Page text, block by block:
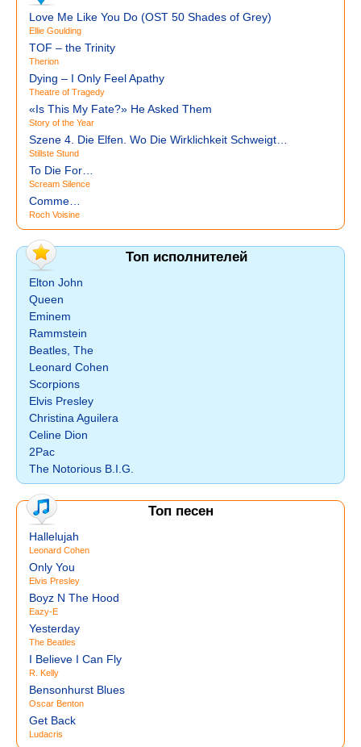
Love Me Like You Do (OST 50 Shades of Grey)
Ellie Goulding
TOF – the Trinity
Therion
Dying – I Only Feel Apathy
Theatre of Tragedy
«Is This My Fate?» He Asked Them
Story of the Year
Szene 4. Die Elfen. Wo Die Wirklichkeit Schweigt…
Stillste Stund
To Die For…
Scream Silence
Comme…
Roch Voisine
Топ исполнителей
Elton John
Queen
Eminem
Rammstein
Beatles, The
Leonard Cohen
Scorpions
Elvis Presley
Christina Aguilera
Celine Dion
2Pac
The Notorious B.I.G.
Топ песен
Hallelujah
Leonard Cohen
Only You
Elvis Presley
Boyz N The Hood
Eazy-E
Yesterday
The Beatles
I Believe I Can Fly
R. Kelly
Bensonhurst Blues
Oscar Benton
Get Back
Ludacris